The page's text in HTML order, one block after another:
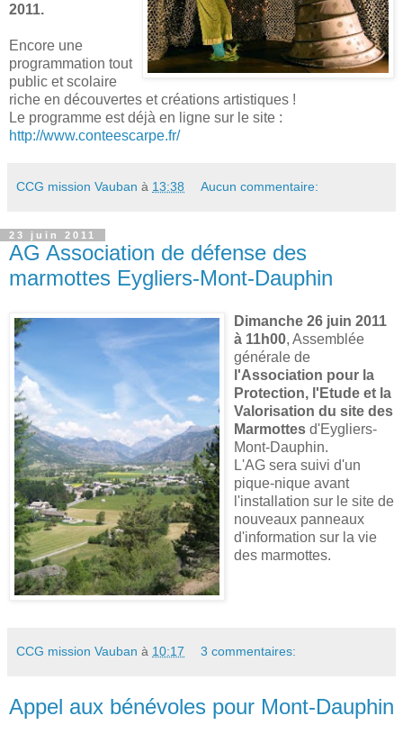
2011.
Encore une
programmation tout
public et scolaire
riche en découvertes et créations artistiques !
Le programme est déjà en ligne sur le site :
http://www.conteescarpe.fr/
CCG mission Vauban à 13:38 Aucun commentaire:
23 juin 2011
AG Association de défense des
marmottes Eygliers-Mont-Dauphin
Dimanche 26 juin 2011
à 11h00, Assemblée
générale de
l'Association pour la
Protection, l'Etude et la
Valorisation du site des
Marmottes d'Eygliers-
Mont-Dauphin.
L'AG sera suivi d'un
pique-nique avant
l'installation sur le site de
nouveaux panneaux
d'information sur la vie
des marmottes.
CCG mission Vauban à 10:17 3 commentaires:
Appel aux bénévoles pour Mont-Dauphin